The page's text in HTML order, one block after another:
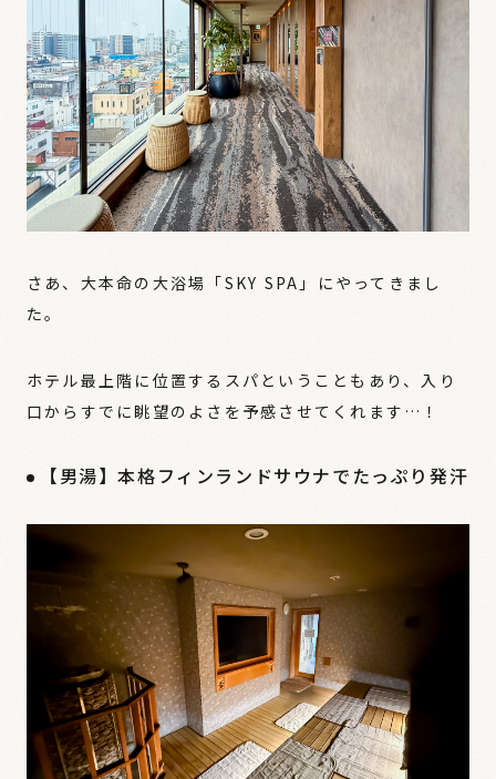
さあ、大本命の大浴場「SKY SPA」にやってきまし
た。
ホテル最上階に位置するスパということもあり、入り
口からすでに眺望のよさを予感させてくれます…！
【男湯】本格フィンランドサウナでたっぷり発汗